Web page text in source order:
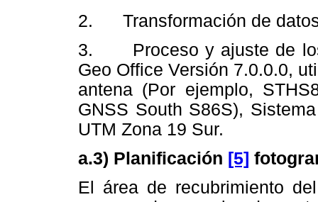
2. Transformación de datos
3. Proceso y ajuste de los
Geo Office Versión 7.0.0.0,
antena (Por ejemplo,
GNSS South S86S),
UTM Zona 19 Sur.
a.3) Planificación [5]
El área de recubrimiento